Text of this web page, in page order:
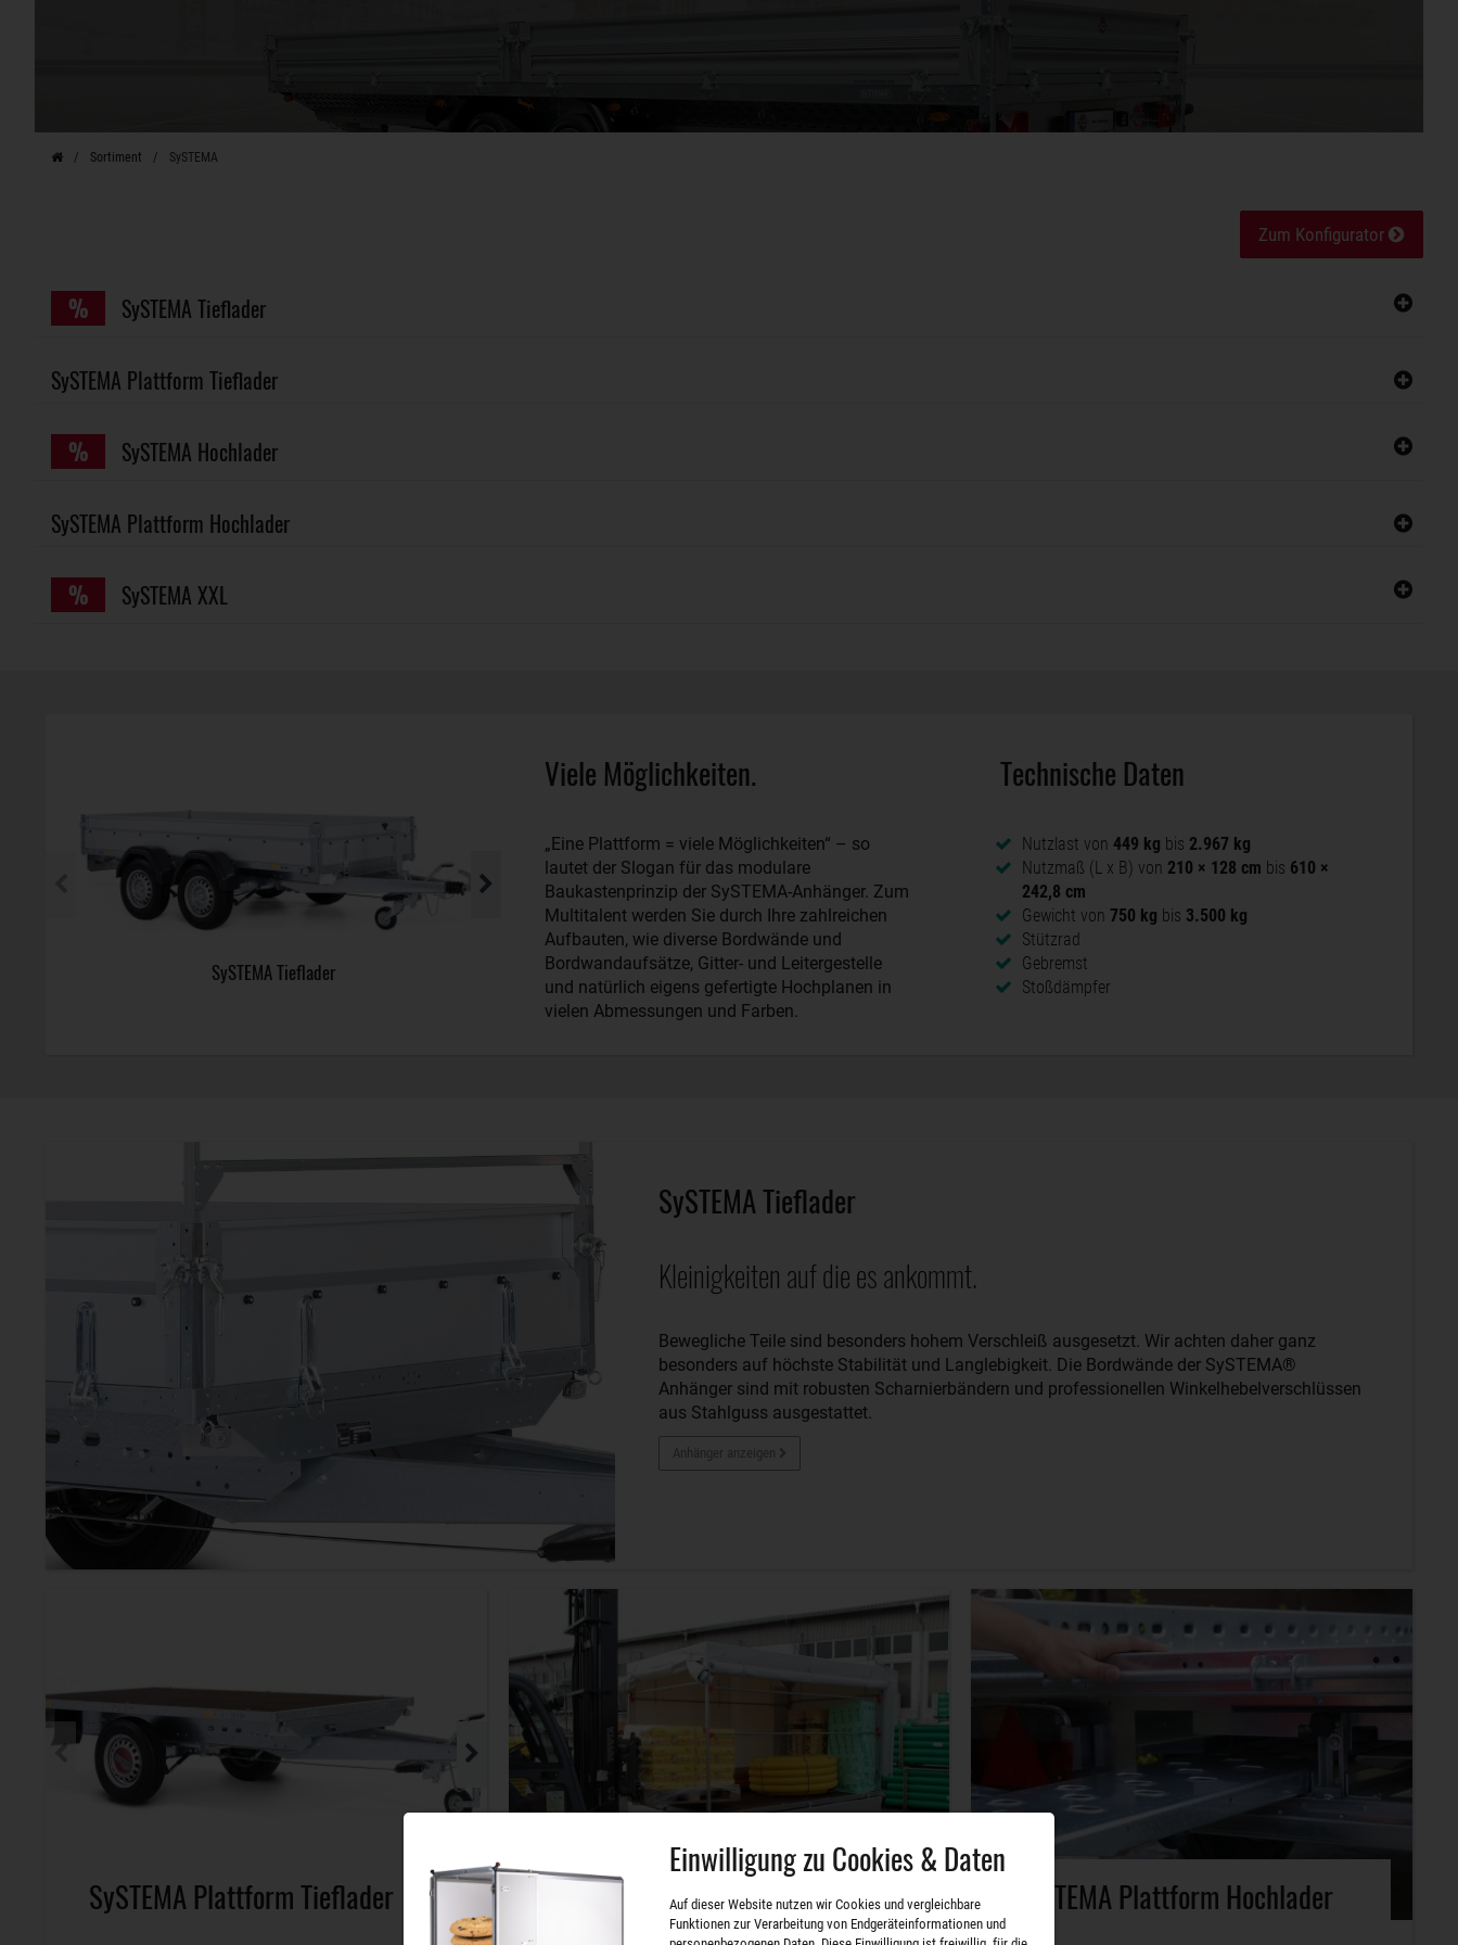
Sortiment SySTEMA
Zum Konfigurator
% SySTEMA Tieflader
SySTEMA Plattform Tieflader
% SySTEMA Hochlader
SySTEMA Plattform Hochlader
% SySTEMA XXL
SySTEMA Tieflader SySTEMA Plattform Tieflader
Viele Möglichkeiten.
„Eine Plattform = viele Möglichkeiten“ – so
lautet der Slogan für das modulare
Baukastenprinzip der SySTEMA-Anhänger. Zum
Multitalent werden Sie durch Ihre zahlreichen
Aufbauten, wie diverse Bordwände und
Bordwandaufsätze, Gitter- und Leitergestelle
und natürlich eigens gefertigte Hochplanen in
vielen Abmessungen und Farben.
Technische Daten
Nutzlast von 449 kg bis 2.967 kg
Nutzmaß (L x B) von 210 × 128 cm bis 610 ×
242,8 cm
Gewicht von 750 kg bis 3.500 kg
Stützrad
Gebremst
Stoßdämpfer
SySTEMA Tieflader
Kleinigkeiten auf die es ankommt.
Bewegliche Teile sind besonders hohem Verschleiß ausgesetzt. Wir achten daher ganz
besonders auf höchste Stabilität und Langlebigkeit. Die Bordwände der SySTEMA®
Anhänger sind mit robusten Scharnierbändern und professionellen Winkelhebelverschlüssen
aus Stahlguss ausgestattet.
SySTEMA Plattform Tieflader
SySTEMA Hochlader
SySTEMA Plattform Hochlader
Einwilligung zu Cookies & Daten
Auf dieser Website nutzen wir Cookies und vergleichbare
Funktionen zur Verarbeitung von Endgeräteinformationen und